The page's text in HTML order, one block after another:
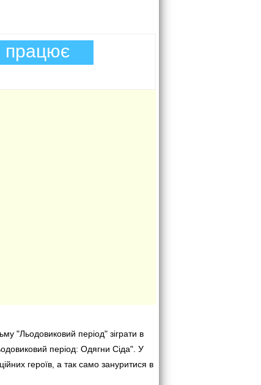
працює
"Льодовиковий період" зіграти в
період: Одягни Сіда". У
героїв, а так само зануритися в